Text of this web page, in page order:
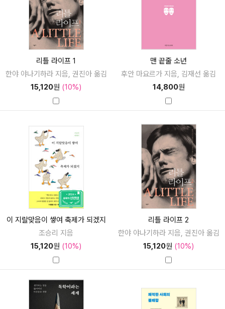
리틀 라이프 1
한야 야나기하라 지음, 권진아 옮김
15,120원 (10%)
맨 끝줄 소년
후안 마요르가 지음, 김재선 옮김
14,800원
이 지랄맞음이 쌓여 축제가 되겠지
조승리 지음
15,120원 (10%)
리틀 라이프 2
한야 야나기하라 지음, 권진아 옮김
15,120원 (10%)